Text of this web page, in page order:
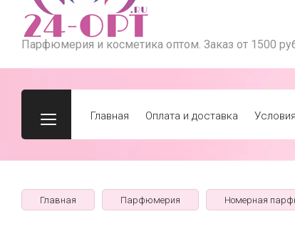
Парфюмерия и косметика оптом. Заказ от 1500
Главная Оплата и доставка
Главная Парфюмерия Номерная